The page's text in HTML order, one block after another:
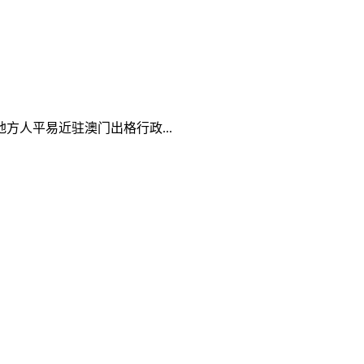
人平易近驻澳门出格行政...